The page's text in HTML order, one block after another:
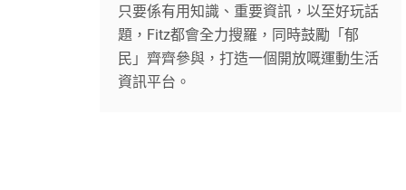
只要係有用知識、重要資訊，以至好玩話
題，Fitz都會全力搜羅，同時鼓勵「郁
民」齊齊參與，打造一個開放嘅運動生活
資訊平台。